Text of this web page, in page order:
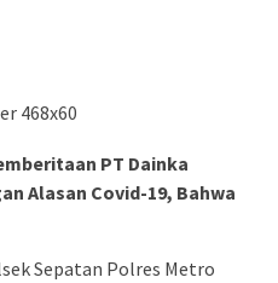
PT Dainka
Alasan Covid-19, Bahwa
Sepatan Polres Metro